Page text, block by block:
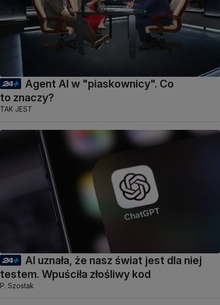
Agent AI w "piaskownicy". Co
to znaczy?
TAK JEST
AI uznała, że nasz świat jest dla niej
testem. Wpuściła złośliwy kod
P. Szostak